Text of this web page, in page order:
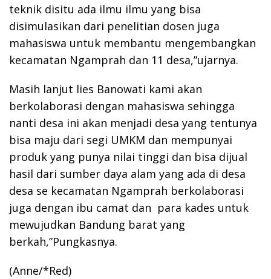
teknik disitu ada ilmu ilmu yang bisa
disimulasikan dari penelitian dosen juga
mahasiswa untuk membantu mengembangkan
kecamatan Ngamprah dan 11 desa,”ujarnya.
Masih lanjut lies Banowati kami akan
berkolaborasi dengan mahasiswa sehingga
nanti desa ini akan menjadi desa yang tentunya
bisa maju dari segi UMKM dan mempunyai
produk yang punya nilai tinggi dan bisa dijual
hasil dari sumber daya alam yang ada di desa
desa se kecamatan Ngamprah berkolaborasi
juga dengan ibu camat dan para kades untuk
mewujudkan Bandung barat yang
berkah,”Pungkasnya.
(Anne/*Red)